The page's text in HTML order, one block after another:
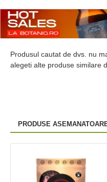
Produsul cautat de dvs. nu
alegeti alte produse similare
PRODUSE